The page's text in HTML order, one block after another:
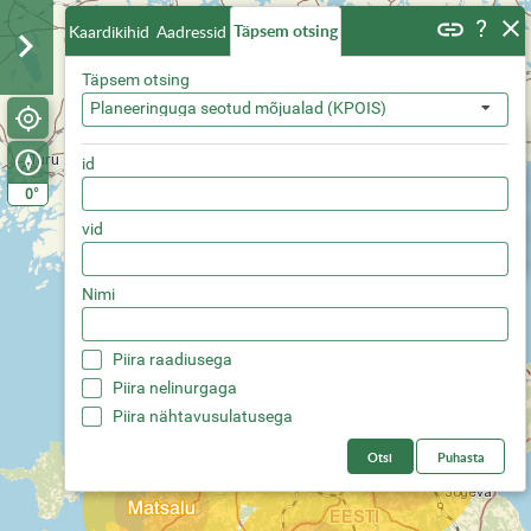
0°
Kaardikihid Aadressid Täpsem otsing
Täpsem otsing
Planeeringuga seotud mõjualad (KPOIS)
id
vid
Nimi
Piira raadiusega
Piira nelinurgaga
Piira nähtavusulatusega
Otsi Puhasta